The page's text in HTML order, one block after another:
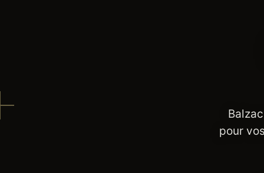
pour